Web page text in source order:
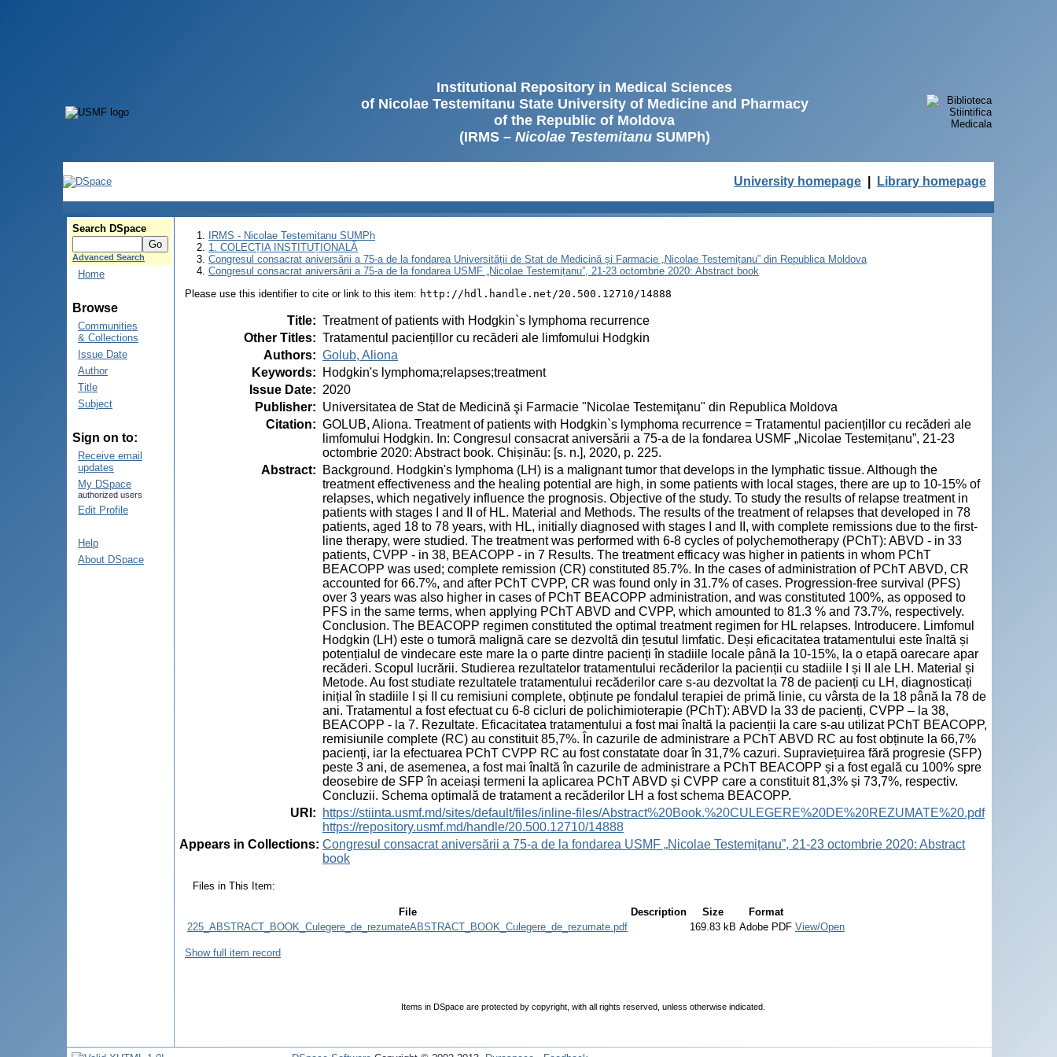
Institutional Repository in Medical Sciences
of Nicolae Testemitanu State University of Medicine and Pharmacy
of the Republic of Moldova
(IRMS – Nicolae TestemitanuSUMPh)
University homepage Library homepage
Search DSpace
Advanced Search
Home
Browse
Communities
& Collections
Issue Date
Author
Title
Subject
Sign on to:
Receive email
updates
My DSpace
authorized users
Edit Profile
Help
About DSpace
IRMS - Nicolae Testemitanu SUMPh
1. COLECȚIA INSTITUȚIONALĂ
Congresul consacrat aniversării a 75-a de la fondarea Universității de Stat de Medicină și Farmacie „Nicolae Testemițanu” din Republica Moldova
Congresul consacrat aniversării a 75-a de la fondarea USMF „Nicolae Testemițanu”, 21-23 octombrie 2020: Abstract book
Please use this identifier to cite or link to this item: http://hdl.handle.net/20.500.12710/14888
Title: Treatment of patients with Hodgkin`s lymphoma recurrence
Other Titles: Tratamentul paciențillor cu recăderi ale limfomului Hodgkin
Authors: Golub, Aliona
Keywords:
Hodgkin's lymphoma;relapses;treatment
Issue Date: 2020
Publisher: Universitatea de Stat de Medicină şi Farmacie "Nicolae Testemiţanu" din Republica Moldova
Citation: GOLUB, Aliona. Treatment of patients with Hodgkin`s lymphoma recurrence = Tratamentul paciențillor cu recăderi ale
limfomului Hodgkin. In: Congresul consacrat aniversării a 75-a de la fondarea USMF „Nicolae Testemițanu”, 21-23
octombrie 2020: Abstract book. Chișinău: [s. n.], 2020, p. 225.
Abstract:
Background. Hodgkin's lymphoma (LH) is a malignant tumor that develops in the lymphatic tissue. Although the
treatment effectiveness and the healing potential are high, in some patients with local stages, there are up to 10-15% of
relapses, which negatively influence the prognosis. Objective of the study. To study the results of relapse treatment in
patients with stages I and II of HL. Material and Methods. The results of the treatment of relapses that developed in 78
patients, aged 18 to 78 years, with HL, initially diagnosed with stages I and II, with complete remissions due to the first-
line therapy, were studied. The treatment was performed with 6-8 cycles of polychemotherapy (PChT): ABVD - in 33
patients, CVPP - in 38, BEACOPP - in 7 Results. The treatment efficacy was higher in patients in whom PChT
BEACOPP was used; complete remission (CR) constituted 85.7%. In the cases of administration of PChT ABVD, CR
accounted for 66.7%, and after PChT CVPP, CR was found only in 31.7% of cases. Progression-free survival (PFS)
over 3 years was also higher in cases of PChT BEACOPP administration, and was constituted 100%, as opposed to
PFS in the same terms, when applying PChT ABVD and CVPP, which amounted to 81.3 % and 73.7%, respectively.
Conclusion. The BEACOPP regimen constituted the optimal treatment regimen for HL relapses. Introducere. Limfomul
Hodgkin (LH) este o tumoră malignă care se dezvoltă din țesutul limfatic. Deși eficacitatea tratamentului este înaltă și
potențialul de vindecare este mare la o parte dintre pacienți în stadiile locale până la 10-15%, la o etapă oarecare apar
recăderi. Scopul lucrării. Studierea rezultatelor tratamentului recăderilor la pacienții cu stadiile I și II ale LH. Material și
Metode. Au fost studiate rezultatele tratamentului recăderilor care s-au dezvoltat la 78 de pacienți cu LH, diagnosticați
inițial în stadiile I și II cu remisiuni complete, obținute pe fondalul terapiei de primă linie, cu vârsta de la 18 până la 78 de
ani. Tratamentul a fost efectuat cu 6-8 cicluri de polichimioterapie (PChT): ABVD la 33 de pacienți, CVPP – la 38,
BEACOPP - la 7. Rezultate. Eficacitatea tratamentului a fost mai înaltă la pacienții la care s-au utilizat PChT BEACOPP,
remisiunile complete (RC) au constituit 85,7%. În cazurile de administrare a PChT ABVD RC au fost obținute la 66,7%
pacienți, iar la efectuarea PChT CVPP RC au fost constatate doar în 31,7% cazuri. Supraviețuirea fără progresie (SFP)
peste 3 ani, de asemenea, a fost mai înaltă în cazurile de administrare a PChT BEACOPP și a fost egală cu 100% spre
deosebire de SFP în aceiași termeni la aplicarea PChT ABVD și CVPP care a constituit 81,3% și 73,7%, respectiv.
Concluzii. Schema optimală de tratament a recăderilor LH a fost schema BEACOPP.
URI :
https://stiinta.usmf.md/sites/default/files/inline-files/Abstract%20Book.%20CULEGERE%20DE%20REZUMATE%20.pdf
https://repository.usmf.md/handle/20.500.12710/14888
Appears in Collections: Congresul consacrat aniversării a 75-a de la fondarea USMF „Nicolae Testemițanu”, 21-23 octombrie 2020: Abstract
book
Files in This Item:
File Description Size
Format
225_ABSTRACT_BOOK_Culegere_de_rezumateABSTRACT_BOOK_Culegere_de_rezumate.pdf
169.83 kB Adobe PDF View/Open
Show full item record
Items in DSpace are protected by copyright, with all rights reserved, unless otherwise indicated.